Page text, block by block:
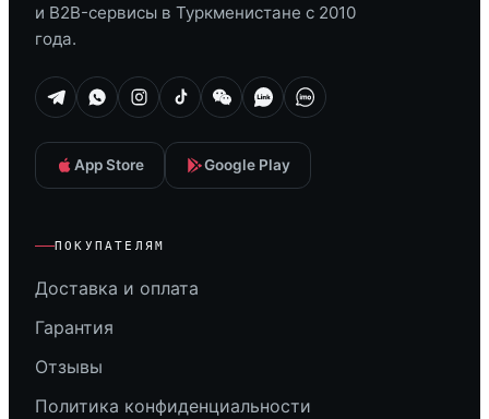
и B2B-сервисы в Туркменистане с 2010
года.
App Store Google Play
ПОКУПАТЕЛЯМ
Доставка и оплата
Гарантия
Отзывы
Политика конфиденциальности